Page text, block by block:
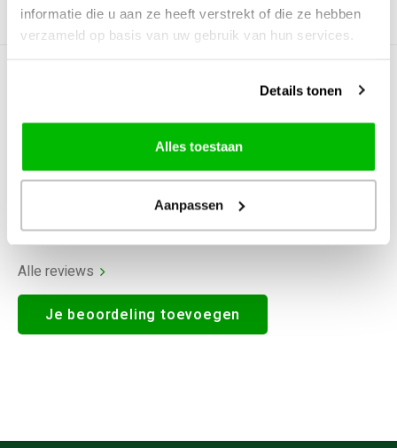
informatie die u aan ze heeft verstrekt of die ze hebben
verzameld op basis van uw gebruik van hun services.
Details tonen
Alles toestaan
Aanpassen
Productomschrijving
0Reviews
Alle reviews
Je beoordeling toevoegen